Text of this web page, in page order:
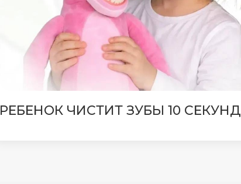
РЕБЕНОК ЧИСТИТ ЗУБЫ 10 СЕКУНД